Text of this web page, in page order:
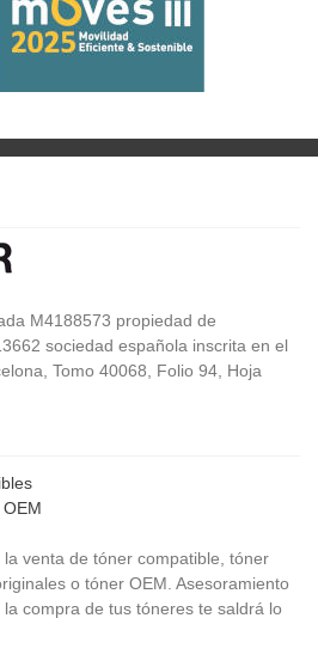
M4188573 propiedad de
sociedad española inscrita en el
Tomo 40068, Folio 94, Hoja
venta de tóner compatible, tóner
o tóner OEM. Asesoramiento
compra de tus tóneres te saldrá lo